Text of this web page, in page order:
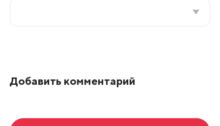
Добавить комментарий